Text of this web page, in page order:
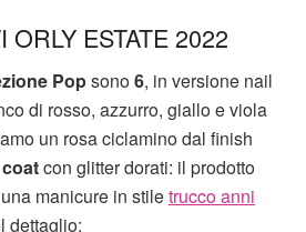
ORLY ESTATE 2022
Popsono6, in versione nail
di rosso, azzurro, giallo e viola
un rosa ciclamino dal finish
con glitter dorati: il prodotto
manicure in stiletrucco anni
dettaglio: